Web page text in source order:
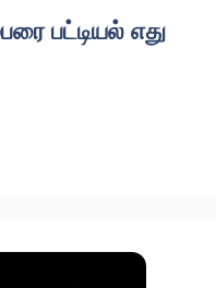
பட்டியல் எது